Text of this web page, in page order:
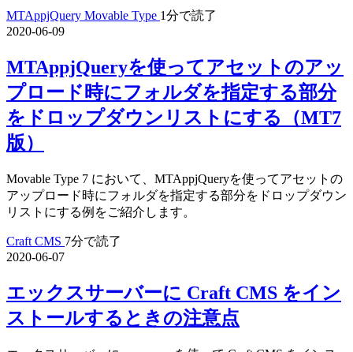
MTAppjQuery Movable Type 1分で読了
2020-06-09
MTAppjQueryを使ってアセットのアッ
プロード時にフォルダを指定する部分
をドロップダウンリストにする（MT7
版）
Movable Type 7 において、MTAppjQueryを使ってアセットの
アップロード時にフォルダを指定する部分をドロップダウン
リストにする例をご紹介します。
Craft CMS 7分で読了
2020-06-07
エックスサーバーに Craft CMS をイン
ストールするときの注意点